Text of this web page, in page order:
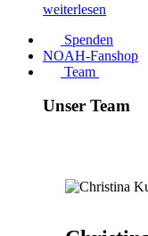
weiterlesen
Spenden
NOAH-Fanshop
Team
Unser Team